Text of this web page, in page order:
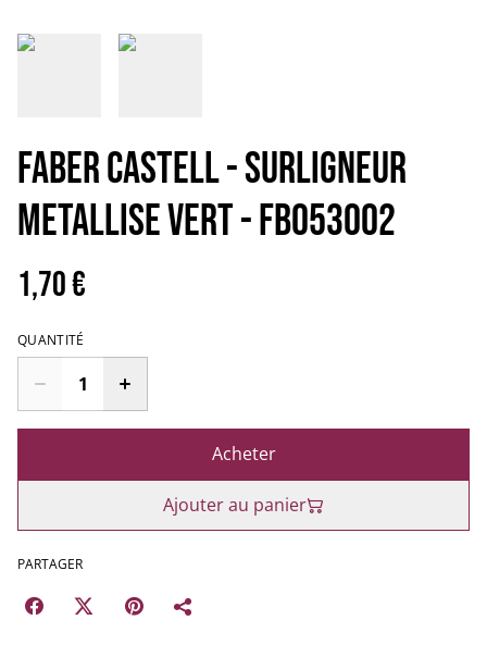
FABER CASTELL - SURLIGNEUR
METALLISE VERT - FB053002
1,70 €
QUANTITÉ
Acheter
Ajouter au panier
PARTAGER